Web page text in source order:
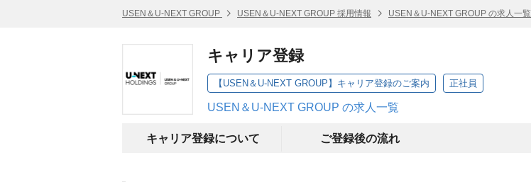
USEN＆U-NEXT GROUP USEN＆U-NEXT GROUP 採用情報 USEN＆U-NEXT GROUP の求人一覧
キャリア登録
【USEN＆U-NEXT GROUP】キャリア登録のご案内 正社員
USEN＆U-NEXT GROUP の求人一覧
キャリア登録について ご登録後の流れ